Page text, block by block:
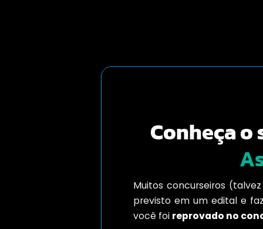
Conheça
Muitos concurseiros
previsto em um edital e
você foi reprovado no